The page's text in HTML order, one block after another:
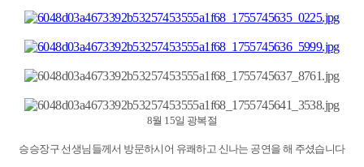
8월 15일 광복절
승승장구 선생님들께서 방문하시어 유쾌하고 신나는 공연을 해 주셨습니다